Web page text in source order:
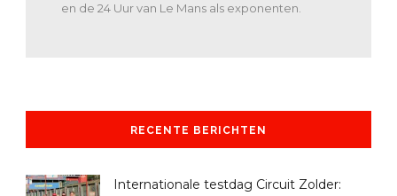
en de 24 Uur van Le Mans als exponenten.
RECENTE BERICHTEN
Internationale testdag Circuit Zolder: